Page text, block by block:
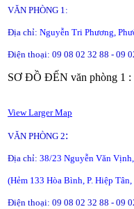
VĂN PHÒNG 1:
Địa chỉ: Nguyễn Tri Phương,
Điện thoại: 09 08 02 32 88 - 09
SƠ ĐỒ ĐẾN văn phòng 1 :
View Larger Map
VĂN PHÒNG 2:
Địa chỉ: 38/23 Nguyễn Văn
(Hẻm 133 Hòa Bình, P. Hiệp
Điện thoại: 09 08 02 32 88 - 09